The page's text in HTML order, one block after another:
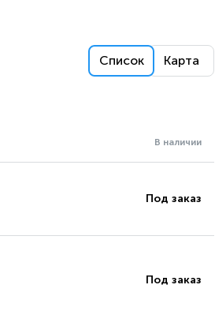
Список Карта
В наличии
Под заказ
Под заказ